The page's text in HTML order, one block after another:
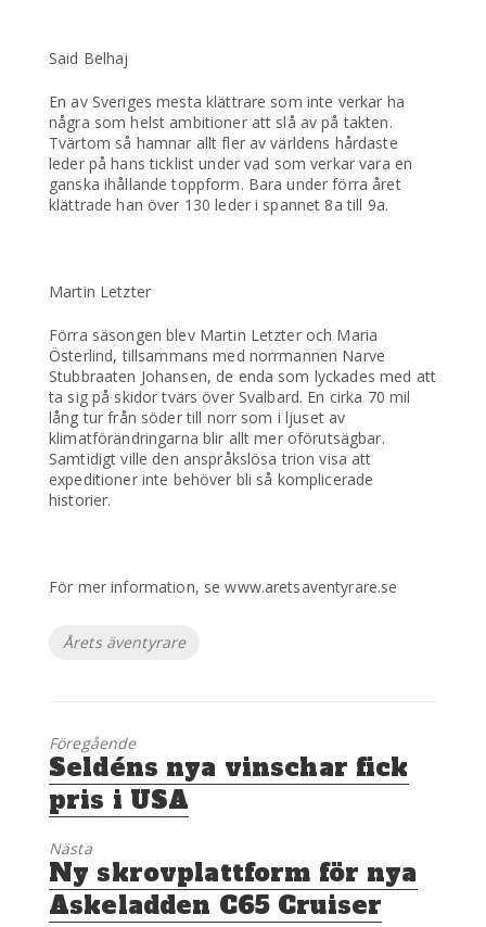
Said Belhaj
En av Sveriges mesta klättrare som inte verkar ha
några som helst ambitioner att slå av på takten.
Tvärtom så hamnar allt fler av världens hårdaste
leder på hans ticklist under vad som verkar vara en
ganska ihållande toppform. Bara under förra året
klättrade han över 130 leder i spannet 8a till 9a.
Martin Letzter
Förra säsongen blev Martin Letzter och Maria
Österlind, tillsammans med norrmannen Narve
Stubbraaten Johansen, de enda som lyckades med att
ta sig på skidor tvärs över Svalbard. En cirka 70 mil
lång tur från söder till norr som i ljuset av
klimatförändringarna blir allt mer oförutsägbar.
Samtidigt ville den anspråkslösa trion visa att
expeditioner inte behöver bli så komplicerade
historier.
För mer information, se www.aretsaventyrare.se
Etiketter
Årets äventyrare
Föregående
Föregående
inlägg:
Seldéns nya vinschar fick
pris i USA
Nästa
Nästa
inlägg:
Ny skrovplattform för nya
Askeladden C65 Cruiser